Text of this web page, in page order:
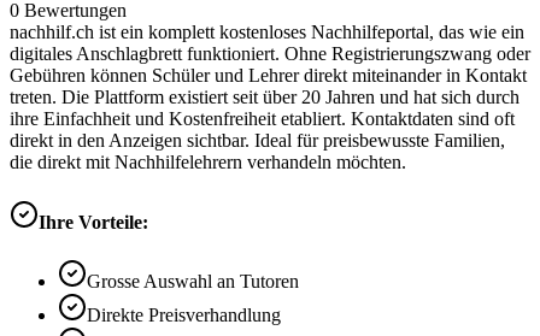
0 Bewertungen
nachhilf.ch ist ein komplett kostenloses Nachhilfeportal, das wie ein
digitales Anschlagbrett funktioniert. Ohne Registrierungszwang oder
Gebühren können Schüler und Lehrer direkt miteinander in Kontakt
treten. Die Plattform existiert seit über 20 Jahren und hat sich durch
ihre Einfachheit und Kostenfreiheit etabliert. Kontaktdaten sind oft
direkt in den Anzeigen sichtbar. Ideal für preisbewusste Familien,
die direkt mit Nachhilfelehrern verhandeln möchten.
Ihre Vorteile:
Grosse Auswahl an Tutoren
Direkte Preisverhandlung